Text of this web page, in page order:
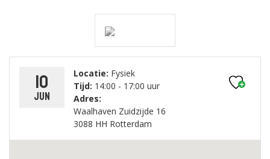
10
jun
Locatie: Fysiek
Tijd: 14:00 - 17:00 uur
Adres:
Waalhaven Zuidzijde 16
3088 HH Rotterdam